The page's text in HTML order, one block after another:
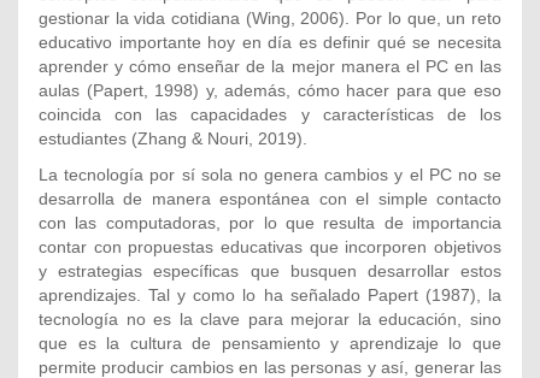
gestionar la vida cotidiana (Wing, 2006). Por lo que, un reto
educativo importante hoy en día es definir qué se necesita
aprender y cómo enseñar de la mejor manera el PC en las
aulas (Papert, 1998) y, además, cómo hacer para que eso
coincida con las capacidades y características de los
estudiantes (Zhang & Nouri, 2019).
La tecnología por sí sola no genera cambios y el PC no se
desarrolla de manera espontánea con el simple contacto
con las computadoras, por lo que resulta de importancia
contar con propuestas educativas que incorporen objetivos
y estrategias específicas que busquen desarrollar estos
aprendizajes. Tal y como lo ha señalado Papert (1987), la
tecnología no es la clave para mejorar la educación, sino
que es la cultura de pensamiento y aprendizaje lo que
permite producir cambios en las personas y así, generar las